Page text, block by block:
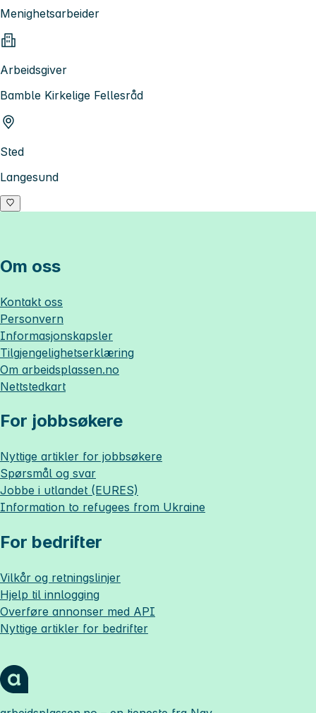
Menighetsarbeider
Arbeidsgiver
Bamble Kirkelige Fellesråd
Sted
Langesund
Om oss
Kontakt oss
Personvern
Informasjonskapsler
Tilgjengelighetserklæring
Om arbeidsplassen.no
Nettstedkart
For jobbsøkere
Nyttige artikler for jobbsøkere
Spørsmål og svar
Jobbe i utlandet (EURES)
Information to refugees from Ukraine
For bedrifter
Vilkår og retningslinjer
Hjelp til innlogging
Overføre annonser med API
Nyttige artikler for bedrifter